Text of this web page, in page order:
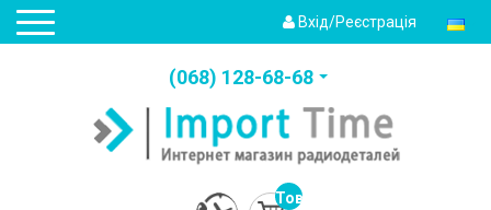
Вхід/Реєстрація
(‎068) 128-68-68
Товарів: